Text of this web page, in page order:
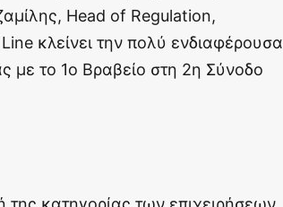
Head of Regulation,
κλείνει την πολύ ενδιαφέρουσα
με το 1ο Βραβείο στη 2η Σύνοδο